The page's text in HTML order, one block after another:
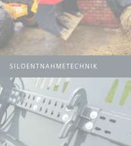
SILOENTNAHMETECHNIK